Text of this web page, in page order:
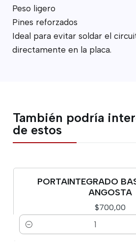
Peso ligero
Pines reforzados
Ideal para evitar soldar el
directamente en la placa.
También podría
de estos
PORTAINTEGRADO
ANGOSTA
$700,00
Cantidad